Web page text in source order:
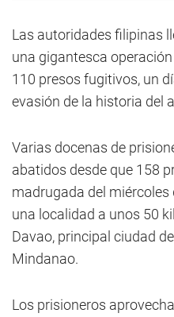
Las autoridades filipinas
una gigantesca
110 presos fugitivos, un
evasión de la historia del
Varias docenas de
abatidos desde que 158
madrugada del miércoles
una localidad a unos 50
Davao, principal ciudad
Mindanao.
Los prisioneros